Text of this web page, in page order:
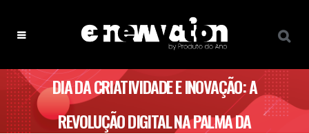
DIA DA CRIATIVIDADE E INOVAÇÃO: A
REVOLUÇÃO DIGITAL NA PALMA DA